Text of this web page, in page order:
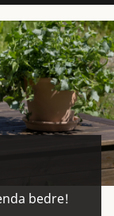
bedre!